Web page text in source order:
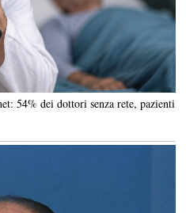
54% dei dottori senza rete, pazienti